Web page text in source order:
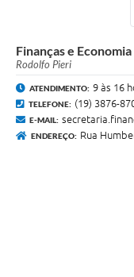
Finanças e Economia
Rodolfo Pieri
ATENDIMENTO: 9 às 16
TELEFONE: (19) 3876-
E-MAIL:
ENDEREÇO: Rua